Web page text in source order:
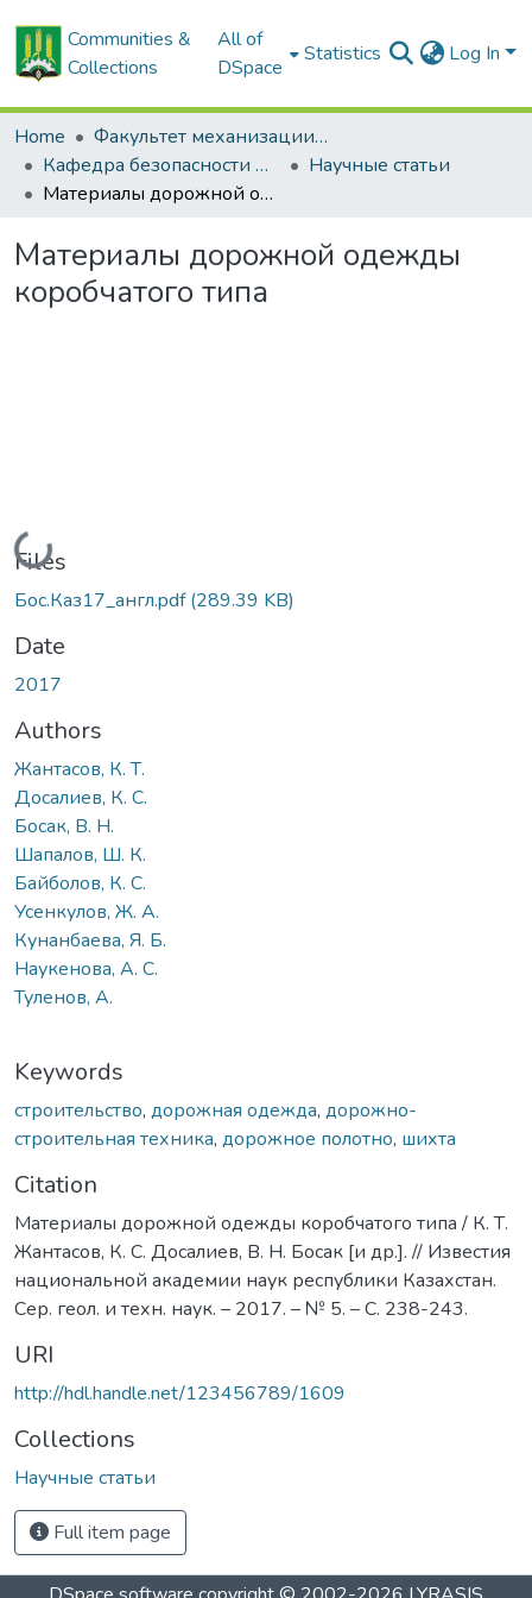
Communities &
Collections
All of
DSpace
Statistics Log In
Home
Факультет механизации сельского хозяйства
Кафедра безопасности жизнедеятельности
Научные статьи
Материалы дорожной одежды коробчатого типа
Материалы дорожной одежды
коробчатого типа
Loading...
Files
Бос.Каз17_англ.pdf(289.39 KB)
Date
2017
Authors
Жантасов, К. Т.
Досалиев, К. С.
Босак, В. Н.
Шапалов, Ш. К.
Байболов, К. С.
Усенкулов, Ж. А.
Кунанбаева, Я. Б.
Наукенова, А. С.
Туленов, А.
Keywords
строительство, дорожная одежда, дорожно-
строительная техника, дорожное полотно, шихта
Citation
Материалы дорожной одежды коробчатого типа / К. Т.
Жантасов, К. С. Досалиев, В. Н. Босак [и др.]. // Известия
национальной академии наук республики Казахстан.
Сер. геол. и техн. наук. – 2017. – № 5. – С. 238-243.
URI
http://hdl.handle.net/123456789/1609
Collections
Научные статьи
Full item page